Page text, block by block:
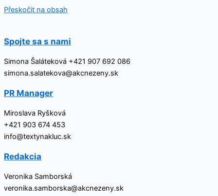
Přeskočit na obsah
Spojte sa s nami
Simona Šaláteková +421 907 692 086
simona.salatekova@akcnezeny.sk
PR Manager
Miroslava Ryšková
+421 903 674 453
info@textynakluc.sk
Redakcia
Veronika Samborská
veronika.samborska@akcnezeny.sk